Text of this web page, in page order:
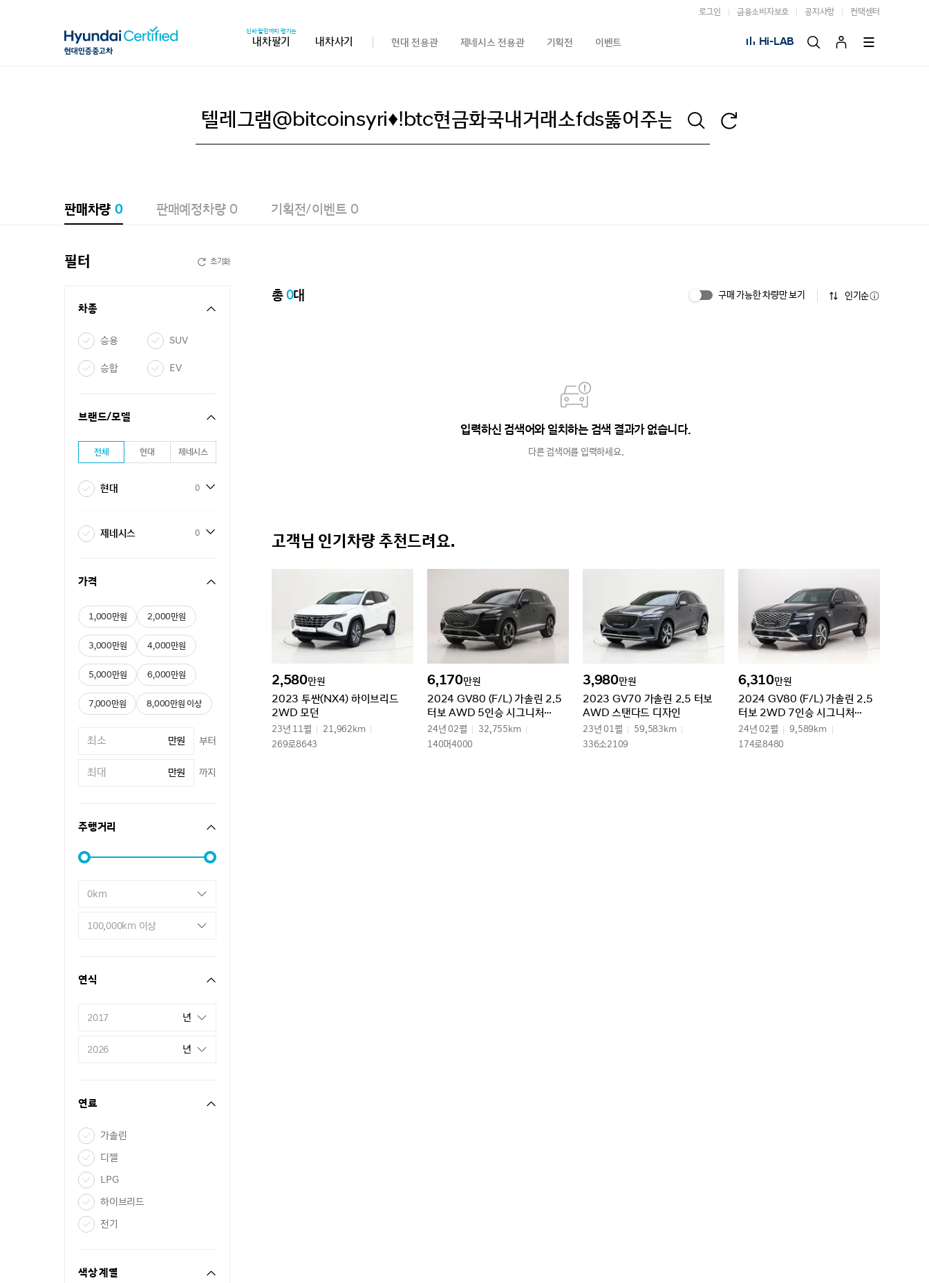
로그인 금융소비자보호 공지사항 컨택센터
신차 할인까지 챙기는
내차팔기 내차사기 현대 전용관 제네시스 전용관 기획전 이벤트 Hi-LAB
판매차량 0 판매예정차량 0 기획전/이벤트 0
필터 초기화
차종
승용 SUV
승합 EV
브랜드/모델
전체 현대 제네시스
현대 0
제네시스 0
가격
1,000만원 2,000만원
3,000만원 4,000만원
5,000만원 6,000만원
7,000만원 8,000만원 이상
만원 부터
만원 까지
주행거리
0km
100,000km 이상
연식
2017 년
2026 년
연료
가솔린
디젤
LPG
하이브리드
전기
색상 계열
총0대 구매 가능한 차량만 보기 인기순
입력하신 검색어와 일치하는 검색 결과가 없습니다.
다른 검색어를 입력하세요.
고객님 인기차량 추천드려요.
2,580만원
2023 투싼(NX4) 하이브리드
2WD 모던
23년 11월
21,962km
269로8643
6,170만원
2024 GV80 (F/L) 가솔린 2.5
터보 AWD 5인승 시그니처
디자인 셀렉션Ⅱ
24년 02월
32,755km
140머4000
3,980만원
2023 GV70 가솔린 2.5 터보
AWD 스탠다드 디자인
23년 01월
59,583km
336소2109
6,310만원
2024 GV80 (F/L) 가솔린 2.5
터보 2WD 7인승 시그니처
디자인 셀렉션Ⅱ
24년 02월
9,589km
174로8480